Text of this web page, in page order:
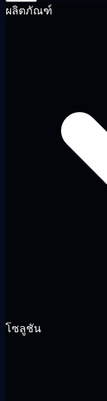
ผลิตภัณฑ์
โซลูชัน